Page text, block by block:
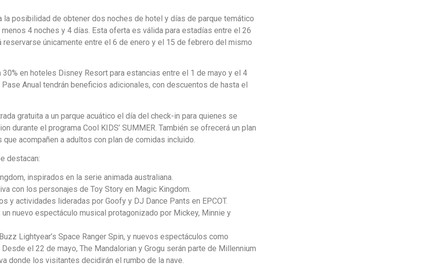
posibilidad de obtener dos noches de hotel y días de parque temático
4 noches y 4 días. Esta oferta es válida para estadías entre el 26
únicamente entre el 6 de enero y el 15 de febrero del mismo
en hoteles Disney Resort para estancias entre el 1 de mayo y el 4
Anual tendrán beneficios adicionales, con descuentos de hasta el
gratuita a un parque acuático el día del check-in para quienes se
durante el programa Cool KIDS’ SUMMER. También se ofrecerá un plan
acompañen a adultos con plan de comidas incluido.
destacan:
inspirados en la serie animada australiana.
con los personajes de Toy Story en Magic Kingdom.
y actividades lideradas por Goofy y DJ Dance Pants en EPCOT.
nuevo espectáculo musical protagonizado por Mickey, Minnie y
Lightyear’s Space Ranger Spin, y nuevos espectáculos como
el 22 de mayo, The Mandalorian y Grogu serán parte de Millennium
donde los visitantes decidirán el rumbo de la nave.